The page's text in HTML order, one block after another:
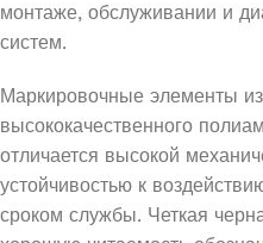
монтаже, обслуживании и
систем.
Маркировочные элементы
высококачественного
отличается высокой
устойчивостью к
сроком службы. Четкая